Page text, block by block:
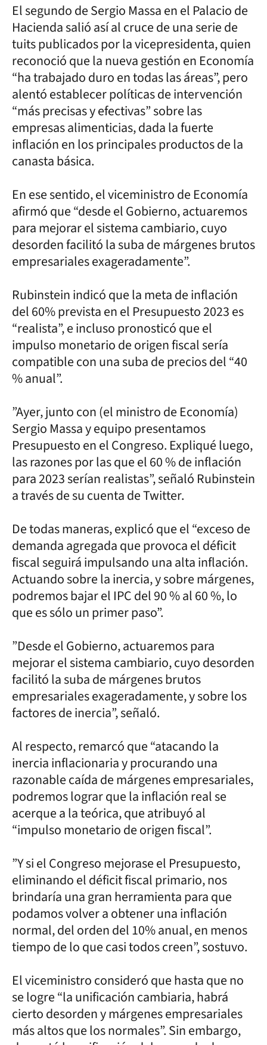
El segundo de Sergio Massa en el Palacio de
Hacienda salió así al cruce de una serie de
tuits publicados por la vicepresidenta, quien
reconoció que la nueva gestión en Economía
“ha trabajado duro en todas las áreas”, pero
alentó establecer políticas de intervención
“más precisas y efectivas” sobre las
empresas alimenticias, dada la fuerte
inflación en los principales productos de la
canasta básica.
En ese sentido, el viceministro de Economía
afirmó que “desde el Gobierno, actuaremos
para mejorar el sistema cambiario, cuyo
desorden facilitó la suba de márgenes brutos
empresariales exageradamente”.
Rubinstein indicó que la meta de inflación
del 60% prevista en el Presupuesto 2023 es
“realista”, e incluso pronosticó que el
impulso monetario de origen fiscal sería
compatible con una suba de precios del “40
% anual”.
”Ayer, junto con (el ministro de Economía)
Sergio Massa y equipo presentamos
Presupuesto en el Congreso. Expliqué luego,
las razones por las que el 60 % de inflación
para 2023 serían realistas”, señaló Rubinstein
a través de su cuenta de Twitter.
De todas maneras, explicó que el “exceso de
demanda agregada que provoca el déficit
fiscal seguirá impulsando una alta inflación.
Actuando sobre la inercia, y sobre márgenes,
podremos bajar el IPC del 90 % al 60 %, lo
que es sólo un primer paso”.
”Desde el Gobierno, actuaremos para
mejorar el sistema cambiario, cuyo desorden
facilitó la suba de márgenes brutos
empresariales exageradamente, y sobre los
factores de inercia”, señaló.
Al respecto, remarcó que “atacando la
inercia inflacionaria y procurando una
razonable caída de márgenes empresariales,
podremos lograr que la inflación real se
acerque a la teórica, que atribuyó al
“impulso monetario de origen fiscal”.
”Y si el Congreso mejorase el Presupuesto,
eliminando el déficit fiscal primario, nos
brindaría una gran herramienta para que
podamos volver a obtener una inflación
normal, del orden del 10% anual, en menos
tiempo de lo que casi todos creen”, sostuvo.
El viceministro consideró que hasta que no
se logre “la unificación cambiaria, habrá
cierto desorden y márgenes empresariales
más altos que los normales”. Sin embargo,